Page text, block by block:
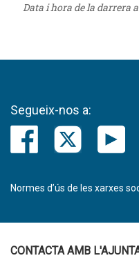
Data i hora de la darrera
Segueix-nos a:
Normes d’ús de les xarxes
CONTACTA AMB